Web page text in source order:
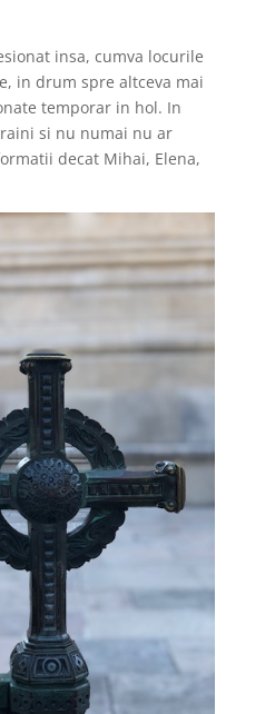
insa, cumva locurile
in drum spre altceva mai
temporar in hol. In
si nu numai nu ar
decat Mihai, Elena,